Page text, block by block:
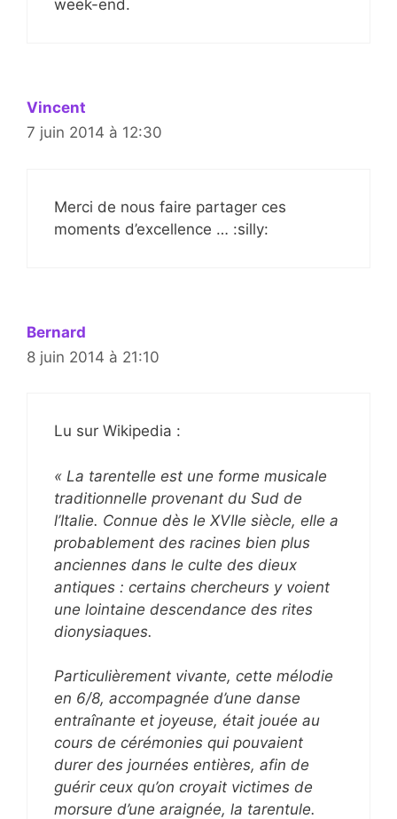
week-end.
Vincent
7 juin 2014 à 12:30
Merci de nous faire partager ces
moments d’excellence … :silly:
Bernard
8 juin 2014 à 21:10
Lu sur Wikipedia :
« La tarentelle est une forme musicale
traditionnelle provenant du Sud de
l’Italie. Connue dès le XVIIe siècle, elle a
probablement des racines bien plus
anciennes dans le culte des dieux
antiques : certains chercheurs y voient
une lointaine descendance des rites
dionysiaques.
Particulièrement vivante, cette mélodie
en 6/8, accompagnée d’une danse
entraînante et joyeuse, était jouée au
cours de cérémonies qui pouvaient
durer des journées entières, afin de
guérir ceux qu’on croyait victimes de
morsure d’une araignée, la tarentule.